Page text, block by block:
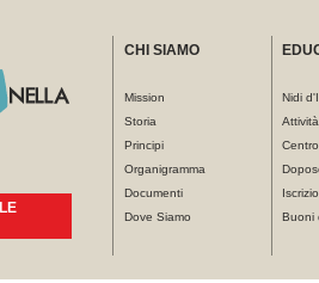
CHI SIAMO
Mission
Storia
Principi
Organigramma
Documenti
Dove Siamo
Nidi
Buoni